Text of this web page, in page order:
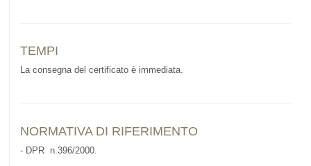
TEMPI
La consegna del certificato è immediata.
NORMATIVA DI RIFERIMENTO
- DPR n.396/2000.